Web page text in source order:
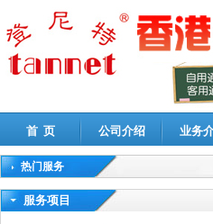
首 页 公司介绍 业务
热门服务
高新技术企业认定审计|企业所得税汇算
服务项目